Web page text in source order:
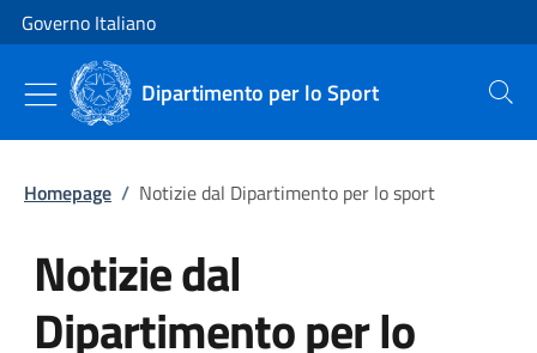
Vai al contenuto
Vai alla navigazione del sito
Governo Italiano
Dipartimento per lo Sport Cerca
Homepage / Notizie dal Dipartimento per lo sport
Notizie dal
Dipartimento per lo